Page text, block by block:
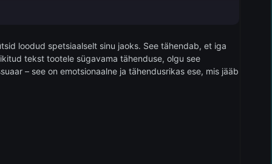
loodud spetsiaalselt sinu jaoks. See tähendab, et iga
tekst tootele sügavama tähenduse, olgu see
– see on emotsionaalne ja tähendusrikas ese, mis jääb